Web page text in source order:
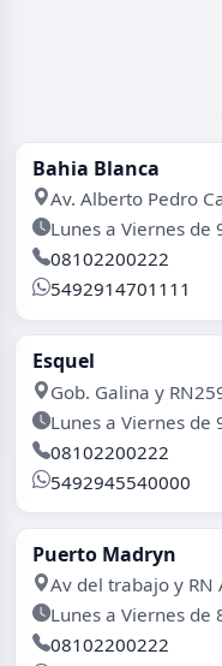
Bahia Blanca
Av. Alberto Pedro
Lunes a Viernes de
08102200222
5492914701111
Esquel
Gob. Galina y
Lunes a Viernes de
08102200222
5492945540000
Puerto Madryn
Av del trabajo y RN
Lunes a Viernes de
08102200222